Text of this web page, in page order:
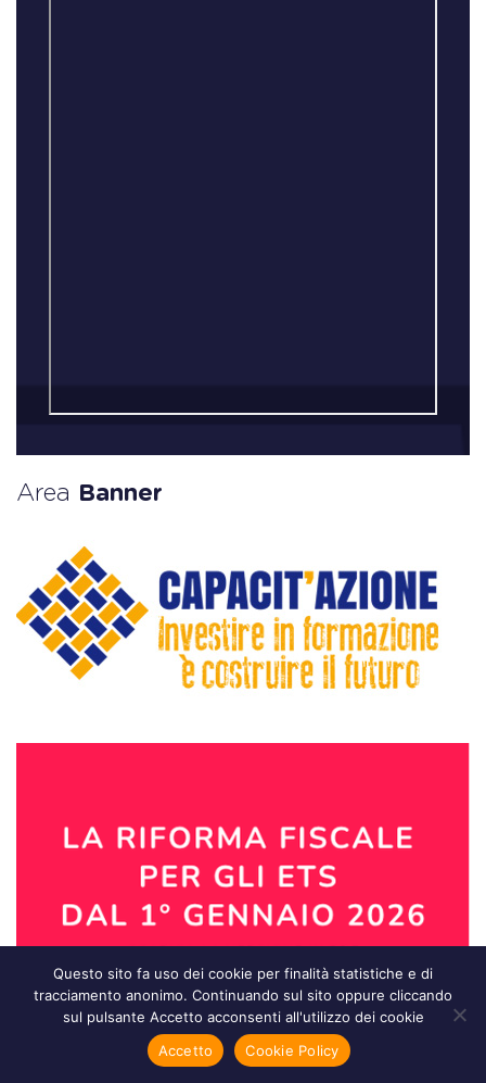
Area Banner
Questo sito fa uso dei cookie per finalità statistiche e di
tracciamento anonimo. Continuando sul sito oppure cliccando
sul pulsante Accetto acconsenti all'utilizzo dei cookie
Accetto
Cookie Policy